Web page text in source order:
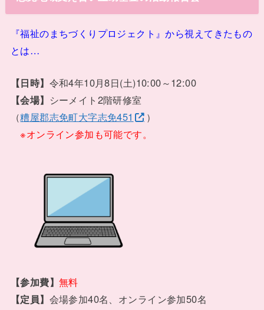
『福祉のまちづくりプロジェクト』から視えてきたもの
とは…
【日時】 令和4年10月8日(土)10:00～12:00
【会場】 シーメイト2階研修室
（糟屋郡志免町大字志免451
）
※オンライン参加も可能です。
【参加費】 無料
【定員】 会場参加40名、オンライン参加50名